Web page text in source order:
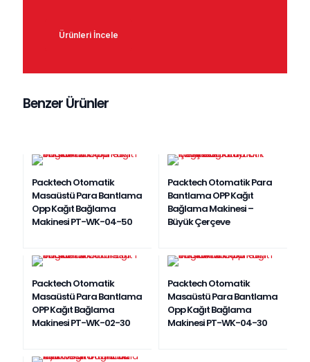
Ürünleri İncele
Benzer Ürünler
Packtech Otomatik
Masaüstü Para Bantlama
Opp Kağıt Bağlama
Makinesi PT-WK-04-50
Packtech Otomatik Para
Bantlama OPP Kağıt
Bağlama Makinesi –
Büyük Çerçeve
Packtech Otomatik
Masaüstü Para Bantlama
OPP Kağıt Bağlama
Makinesi PT-WK-02-30
Packtech Otomatik
Masaüstü Para Bantlama
Opp Kağıt Bağlama
Makinesi PT-WK-04-30